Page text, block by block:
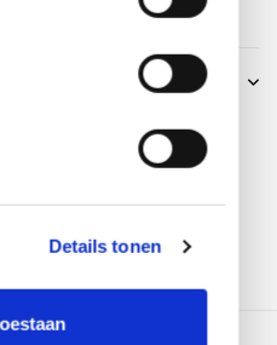
Details tonen
over dit product..